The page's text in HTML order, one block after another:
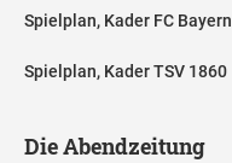
Spielplan, Kader FC Bayern
Spielplan, Kader TSV 1860
Die Abendzeitung